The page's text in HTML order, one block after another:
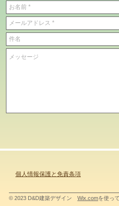
個人情報保護と免責条項
© 2023 D&D建築デザイン Wix.comを使っ